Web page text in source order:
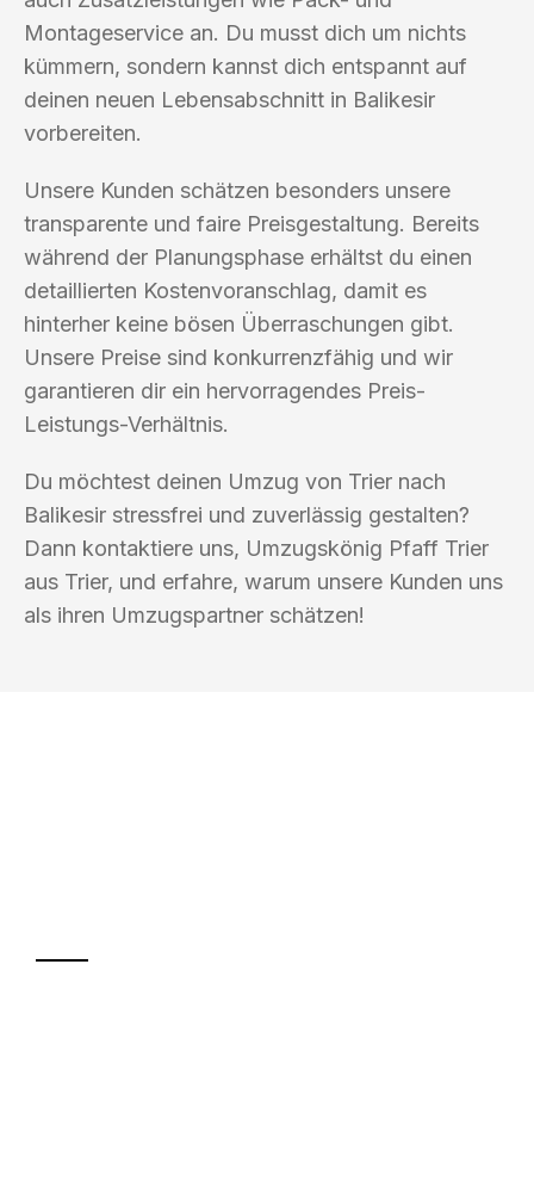
Montageservice an. Du musst dich um nichts
kümmern, sondern kannst dich entspannt auf
deinen neuen Lebensabschnitt in Balikesir
vorbereiten.
Unsere Kunden schätzen besonders unsere
transparente und faire Preisgestaltung. Bereits
während der Planungsphase erhältst du einen
detaillierten Kostenvoranschlag, damit es
hinterher keine bösen Überraschungen gibt.
Unsere Preise sind konkurrenzfähig und wir
garantieren dir ein hervorragendes Preis-
Leistungs-Verhältnis.
Du möchtest deinen Umzug von Trier nach
Balikesir stressfrei und zuverlässig gestalten?
Dann kontaktiere uns, Umzugskönig Pfaff Trier
aus Trier, und erfahre, warum unsere Kunden uns
als ihren Umzugspartner schätzen!